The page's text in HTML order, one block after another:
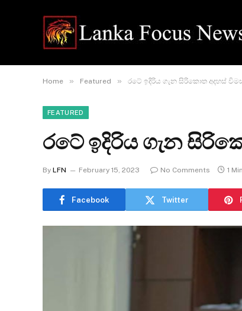
Home » Featured » රටේ ඉදිරිය ගැන සිරිකොත අදහස්
FEATURED
රටේ ඉදිරිය ගැන
By LFN February 15, 2023 No Comments 1
Facebook Twitter